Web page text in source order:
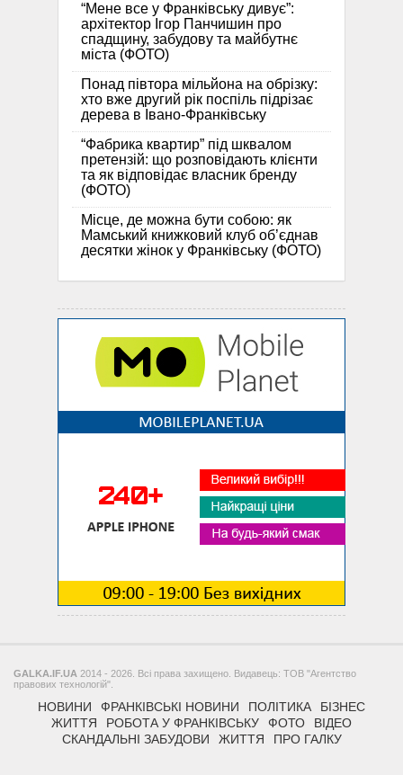
“Мене все у Франківську дивує”:
архітектор Ігор Панчишин про
спадщину, забудову та майбутнє
міста (ФОТО)
Понад півтора мільйона на обрізку:
хто вже другий рік поспіль підрізає
дерева в Івано-Франківську
“Фабрика квартир” під шквалом
претензій: що розповідають клієнти
та як відповідає власник бренду
(ФОТО)
Місце, де можна бути собою: як
Мамський книжковий клуб об’єднав
десятки жінок у Франківську (ФОТО)
GALKA.IF.UA 2014 - 2026. Всі права захищено. Видавець: ТОВ "Агентство
правових технологій".
НОВИНИ ФРАНКІВСЬКІ НОВИНИ ПОЛІТИКА
БІЗНЕС
ЖИТТЯ
РОБОТА У ФРАНКІВСЬКУ ФОТО
ВІДЕО
СКАНДАЛЬНІ ЗАБУДОВИ
ЖИТТЯ ПРО ГАЛКУ